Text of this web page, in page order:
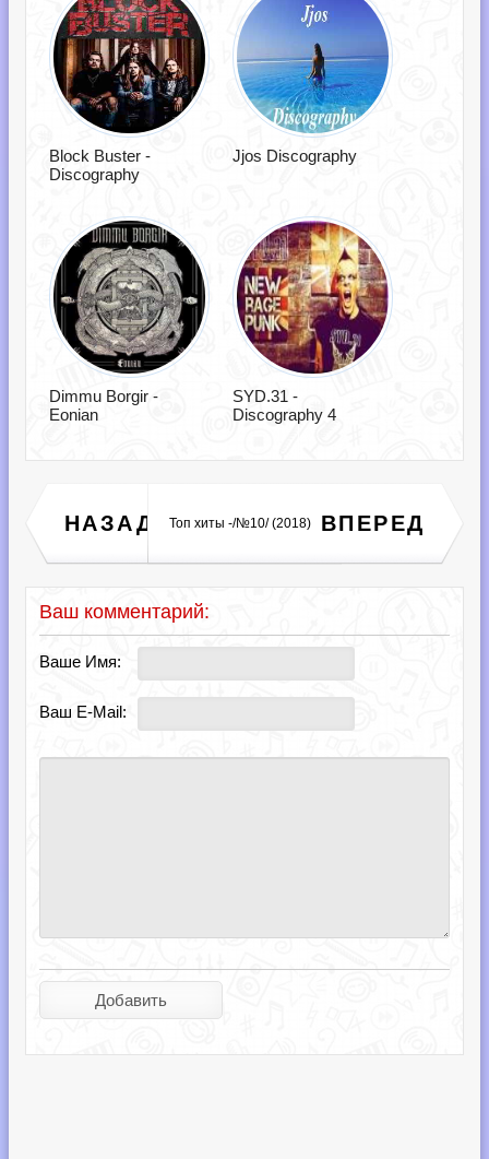
Block Buster -
Discography
Jjos Discography
Dimmu Borgir -
Eonian
SYD.31 -
Discography 4
НАЗАД
Retro Remix Quality - 99
(2018)
ВПЕРЕД
Топ хиты -/№10/ (2018)
Ваш комментарий:
Ваше Имя:
Ваш E-Mail: